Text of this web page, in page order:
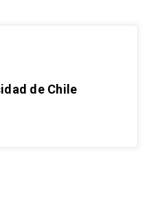
de Chile